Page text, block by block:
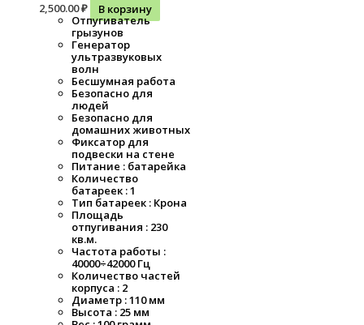
2,500.00₽
В корзину
Отпугиватель
грызунов
Генератор
ультразвуковых
волн
Бесшумная работа
Безопасно для
людей
Безопасно для
домашних животных
Фиксатор для
подвески на стене
Питание : батарейка
Количество
батареек : 1
Тип батареек : Крона
Площадь
отпугивания : 230
кв.м.
Частота работы :
40000÷42000 Гц
Количество частей
корпуса : 2
Диаметр : 110 мм
Высота : 25 мм